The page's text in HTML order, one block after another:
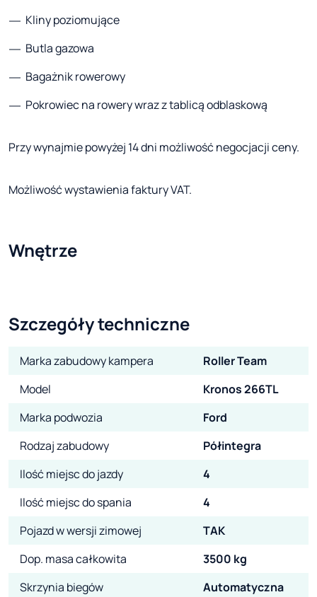
Kliny poziomujące
Butla gazowa
Bagażnik rowerowy
Pokrowiec na rowery wraz z tablicą odblaskową
Przy wynajmie powyżej 14 dni możliwość negocjacji ceny.
Możliwość wystawienia faktury VAT.
Wnętrze
Szczegóły techniczne
Marka zabudowy kampera
Roller Team
Model
Kronos 266TL
Marka podwozia
Ford
Rodzaj zabudowy
Półintegra
Ilość miejsc do jazdy
4
Ilość miejsc do spania
4
Pojazd w wersji zimowej
TAK
Dop. masa całkowita
3500 kg
Skrzynia biegów
Automatyczna